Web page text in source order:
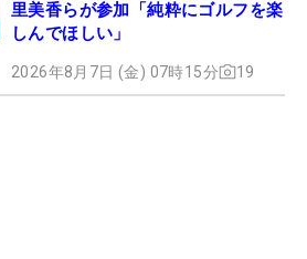
里美香らが参加「純粋にゴルフを楽
しんでほしい」
2026年8月7日 (金) 07時15分 19